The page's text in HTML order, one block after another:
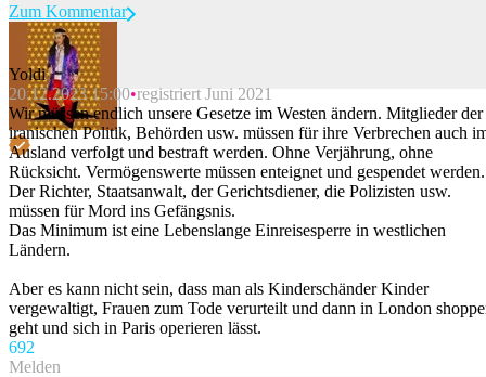
Beitrag melden
Zum Kommentar
Yoldi
20.12.2023 15:00 registriert Juni 2021
Wir müssen endlich unsere Gesetze im Westen ändern. Mitglieder der
iranischen Politik, Behörden usw. müssen für ihre Verbrechen auch
Ausland verfolgt und bestraft werden. Ohne Verjährung, ohne
Rücksicht. Vermögenswerte müssen enteignet und gespendet werden.
Der Richter, Staatsanwalt, der Gerichtsdiener, die Polizisten usw.
müssen für Mord ins Gefängsnis.
Das Minimum ist eine Lebenslange Einreisesperre in westlichen
Ländern.
Aber es kann nicht sein, dass man als Kinderschänder Kinder
vergewaltigt, Frauen zum Tode verurteilt und dann in London
geht und sich in Paris operieren lässt.
692
Melden